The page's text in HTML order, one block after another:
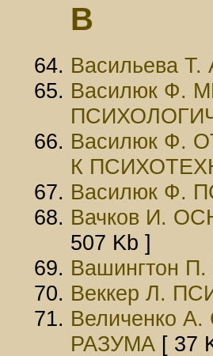
В
Васильева
Василюк Ф.
Василюк Ф.
К
Василюк Ф.
Вачков И.
507 Kb ]
Вашингтон
Веккер Л.
Величенко
РАЗУМА [ 37